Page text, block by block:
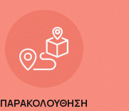
ΠΑΡΑΚΟΛΟΥΘΗΣΗ